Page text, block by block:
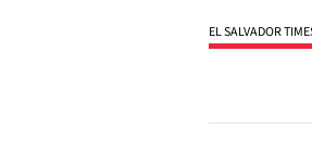
EL SALVADOR